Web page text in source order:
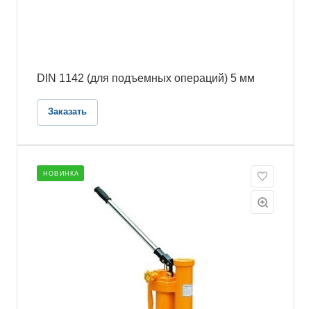
DIN 1142 (для подъемных операций) 5 мм
Заказать
НОВИНКА